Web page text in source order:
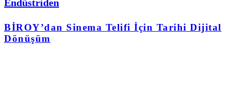
Endüstriden
BİROY’dan Sinema Telifi İçin Tarihi Dijital
Dönüşüm